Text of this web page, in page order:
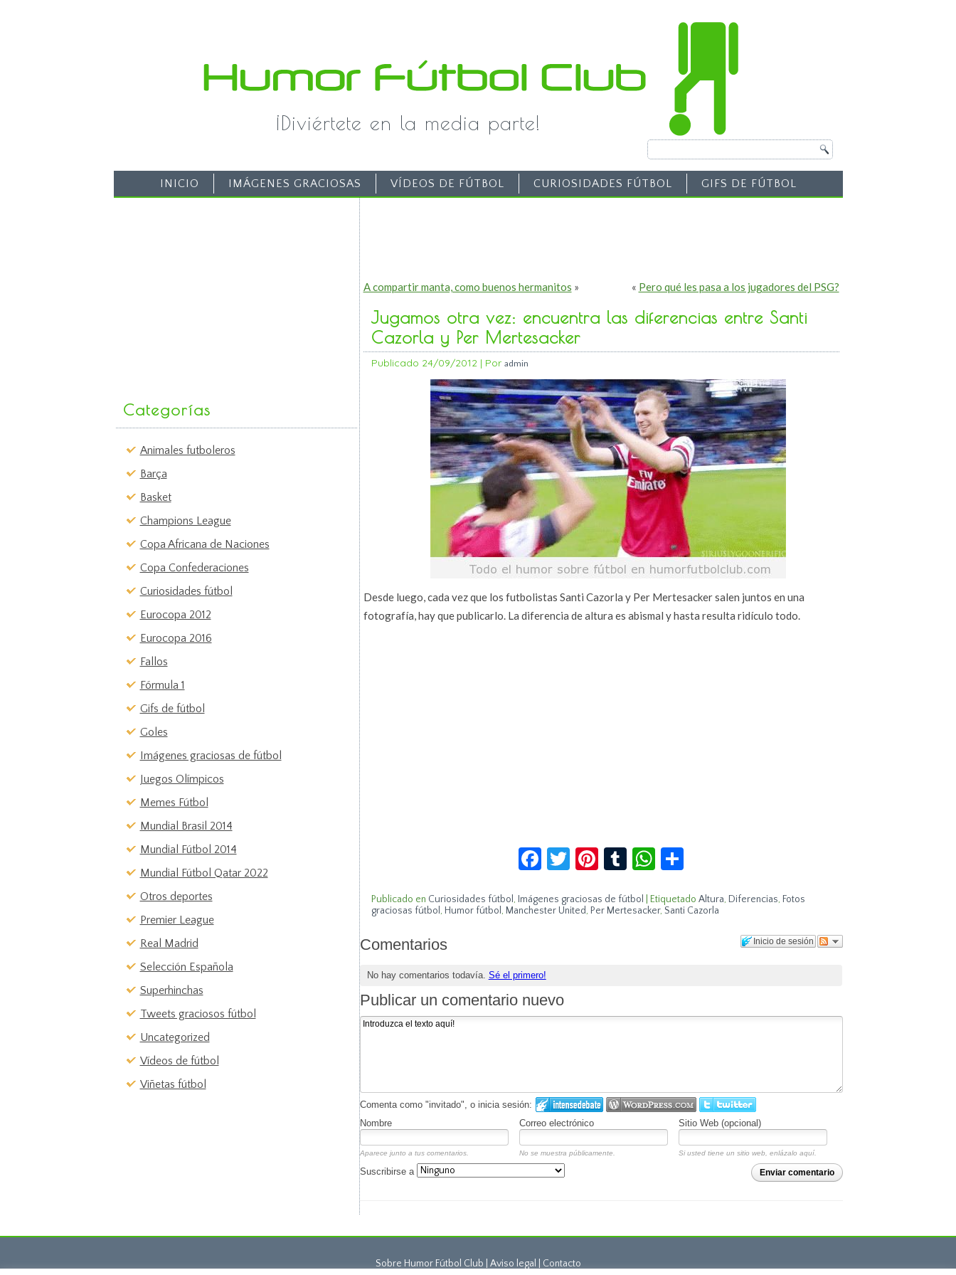
¡Diviértete en la media parte!
INICIO IMÁGENES GRACIOSAS VÍDEOS DE FÚTBOL CURIOSIDADES FÚTBOL GIFS DE FÚTBOL
Categorías
Animales futboleros
Barça
Basket
Champions League
Copa Africana de Naciones
Copa Confederaciones
Curiosidades fútbol
Eurocopa 2012
Eurocopa 2016
Fallos
Fórmula 1
Gifs de fútbol
Goles
Imágenes graciosas de fútbol
Juegos Olímpicos
Memes Fútbol
Mundial Brasil 2014
Mundial Fútbol 2014
Mundial Fútbol Qatar 2022
Otros deportes
Premier League
Real Madrid
Selección Española
Superhinchas
Tweets graciosos fútbol
Uncategorized
Vídeos de fútbol
Viñetas fútbol
A compartir manta, como buenos hermanitos » « Pero qué les pasa a los jugadores del PSG?
Jugamos otra vez: encuentra las diferencias entre Santi
Cazorla y Per Mertesacker
Publicado 24/09/2012| Por admin
Desde luego, cada vez que los futbolistas Santi Cazorla y Per Mertesacker salen juntos en una
fotografía, hay que publicarlo. La diferencia de altura es abismal y hasta resulta ridículo todo.
Facebook
Twitter
Pinterest
TumblrWhatsApp
Publicado en Curiosidades fútbol , Imágenes graciosas de fútbol Etiquetado Altura, Diferencias, Fotos
graciosas fútbol , Humor fútbol , Manchester United, Per Mertesacker, Santi Cazorla
Inicio de sesión
Comentarios
No hay comentarios todavía. Sé el primero!
Publicar un comentario nuevo
Comenta como "invitado", o inicia sesión:
Nombre
Correo electrónico Sitio Web (opcional)
Aparece junto a tus comentarios. No se muestra públicamente. Si usted tiene un sitio web, enlázalo aquí.
Enviar comentario
Suscribirse a
Sobre Humor Fútbol Club | Aviso legal | Contacto